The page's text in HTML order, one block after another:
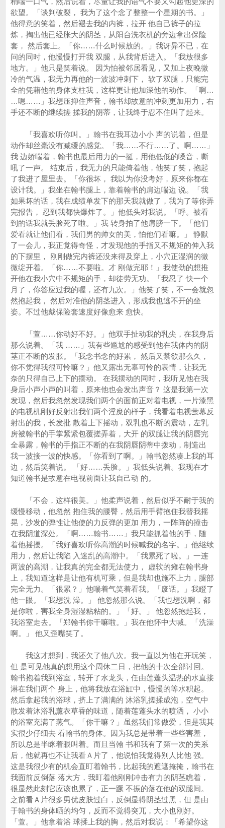
欲望。「谈判破裂， 我为了这个念了整整一个星期的书。」
他得意的笑着，然后褪去我的内裤，拉开 他自己裤子的拉
炼，掏出他已经胀大的阴茎，从阳台洗衣机的旁边拿出保险
套， 然后套上。「你……什么时候放的。」我讶异不已，在
问的同时，他慢慢打开我 双腿，从我背后进入。「我放很多
地方。」他只是笑着说。 因为怕被邻居看见，又加上夜晚微
冷的气温，我无力再他的一波波冲刺下， 软了双腿，只能完
全的凭藉他的身体支柱我，这样更让他加深他的动作。「啊…
…嗯……」我想压抑住声音，翰书却故意的冲刺更加用力，右
手还不断的继续搓 揉我的阴蒂，让我终于忍不住叫了起来。
「我喜欢听你叫。」翰书在我耳边小小 声的说着，但是
动作却丝毫没有减缓的感觉。「我……不行……了。啊……」
我 边娇喘着，翰书也最后用力的一挺，用他低低的嗓音，嘶
吼了一声。 结束后，我无力的只能倚着他，他笑了笑，抱起
了我进了屋里去。「你很坏， 我以为你没考好，原来你都在
设计我。」我坐在翰书腿上，靠着翰书的肩边喘边 说。「我
如果坏的话，我在成绩单发下的那天我就做了，我为了等你弄
完报告， 忍到我都快爆炸了。」他低头对我说。「呼。被看
到的话我就丢脸死了啦。」我 转身拍了他肩膀一下。「他们
爱看就让他们看，我们男的帅女的美，怕他们看嘛。」 静默
了一会儿，我正觉得奇怪，才发现他的手指又不规矩的伸入我
的下摆里， 刚刚做完内裤还没来得及穿上，小穴正湿润的微
微绽开着。「你……不要啦。才 刚做完耶！」我使劲的想推
开他在我小穴中不规矩的手，却徒劳无功。「我忍了 快一个
月了，你答应过我的喔，还有九次。」他笑了笑，不一会就忽
然抱起我， 然后对准他的阴茎进入，形成我也逃不开的坐
姿。不过他戴保险套速度好像愈来 愈快。
「萱……你动好不好。」他双手扯动我的乳尖，在我身后
那么说着。「我 ……」我有些尴尬的感受到他在我体内的阴
茎正不断的发胀。「我念书念的好累， 然后又禁欲那么久，
你不觉得我很可怜嘛？」他又露出无辜可怜的表情，让我无
奈的只得自己上下的摆动。 在我摆动的同时，我听见他在我
身后小声小声的叫着，原来他也会发出声音？ 这是我第一次
发现，然后我忽然发现我们两个的面前正对着电视，一片漆黑
的电视机刚好反射出我们两个淫糜的样子，我看着电视萤幕反
射出的我，长发批 散着上下摇动，双乳也不断的震动，左乳
房被翰书的手掌紧紧包覆搓弄着，大开 的双腿让我的阴唇完
全暴露，翰书的手指正不断的在我阴唇阴蒂中拨动，制造出
我一波接一波的快感。「你看到了啊。」翰书忽然凑上我的耳
边，然后笑着说。 「好……丢脸。」我低头说着。我现在才
知道翰书是故意在电视前面让我自己动 的。
「不会，这样很美。」他柔声说着，然后似乎不耐于我的
缓慢移动，他忽然 抱住我的腰臀，然后用手臂抱住我替我摇
晃，沙发的弹性让他使的力反弹的更加 用力，一阵阵的撞击
在我阴道深处。「啊……翰书……」我只能抓着他的手，随
着他摇摆。「我好喜欢听你高潮的时候喊我的名字。」他继续
用力，然后让我陷 入迷乱的高潮中。「我累死了啦。」一连
两波的高潮，让我真的完全都无法使力， 虚软的瘫在翰书身
上，我知道这样是让他有机可乘，但是我却也施不上力，腿部
完全无力。「很累？」他喘着气笑着看我。「废话。」我瞪了
他一眼。「我想洗 澡。」 他忽然那么说。「我也想洗啊，都
是你啦，害我全身湿湿粘粘的。」「好。」 他忽然抱起我，
我浴室走去。「郑翰书你干嘛啦。」我在他怀中大喊。「洗澡
啊。」 他又歪嘴笑了。
我这才想到，我还欠了他八次。我一直以为他在开玩笑，
但 是可见他真的想用这个周休二日，把他的十次全部讨回。
翰书抱着我到浴室，转开了水龙头，任由莲蓬头温热的水直接
淋在我们两个 身上，他将我放在浴缸中，慢慢的等水积起。
然后拿起我的浴球，挤上了满满的 沐浴乳搓揉成泡，空气中
散发着沐浴乳薰衣草香的味道，随着莲蓬头水的喷洒， 小小
的浴室充满了蒸气。「你干嘛？」虽然我们常做爱，但是我其
实很少仔细去 看翰书的身体。因为我总是带着一些些害羞，
所以总是半眯着眼叫着。而且当翰 书和我有了第一次的关系
后，他就再也不让我看Ａ片了，他说怕我觉得别人比他 强。
这是我很少有的机会直盯着翰书，比起我的遮遮掩掩，翰书在
我面前反倒落 落大方，我盯着他刚刚冲击有力的阴茎瞧着，
很显然此刻它应该也累了，正一蹶 不振的落在他的双腿间。
之前看Ａ片很多男优皮肤过白，反倒显得阴茎过黑，但 是由
于翰书的身体晒的均匀，反而不觉得突兀，大小也刚好。
「萱。」他拿着浴 球揉上我的胸，然后对我说：「希望你这